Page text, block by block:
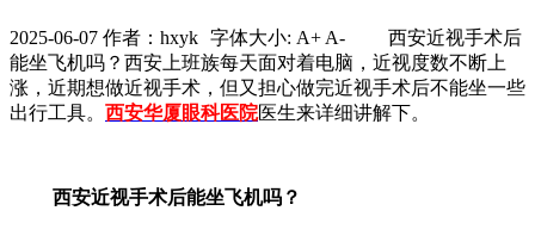
2025-06-07 作者：hxyk 字体大小: A+ A-
西安近视手术后
能坐飞机吗？西安上班族每天面对着电脑，近视度数不断上
涨，近期想做近视手术，但又担心做完近视手术后不能坐一些
出行工具。 西安华厦眼科医院医生来详细讲解下。
西安近视手术后能坐飞机吗？